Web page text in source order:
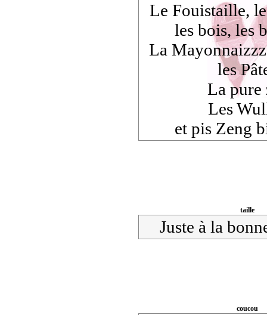
Le Fouistaille,
les bois, les
La
les
La pure
Les
et pis Zeng
taille
Juste à la
coucou